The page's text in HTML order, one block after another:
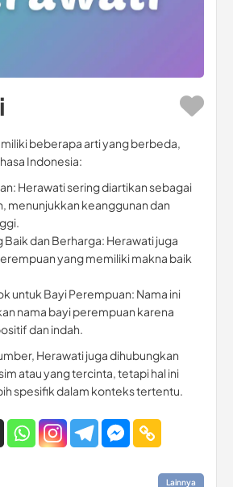
beberapa arti yang berbeda,
Indonesia:
Herawati sering diartikan sebagai
menunjukkan keanggunan dan
Baik dan Berharga: Herawati juga
yang memiliki makna baik
untuk Bayi Perempuan: Nama ini
nama bayi perempuan karena
dan indah.
Herawati juga dihubungkan
atau yang tercinta, tetapi hal ini
spesifik dalam konteks tertentu.
Lainnya